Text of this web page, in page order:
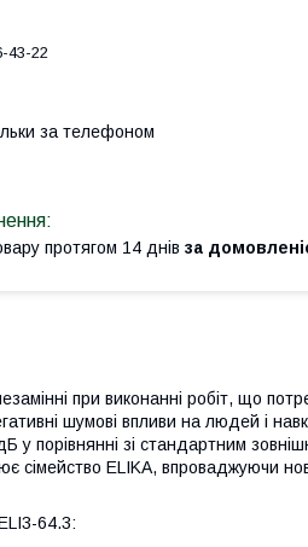
43-22
за телефоном
протягом 14 днів за
при виконанні робіт, що
шумові впливи на людей і
порівнянні зі стандартним
сімейство ELIKA, впроваджуючи
64.3: